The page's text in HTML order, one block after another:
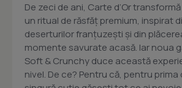
De zeci de ani, Carte d’Or
un ritual de răsfăț premium, inspirat
deserturilor franțuzești și din
momente savurate acasă. Iar noua
Soft & Crunchy duce această
nivel. De ce? Pentru că, pentru